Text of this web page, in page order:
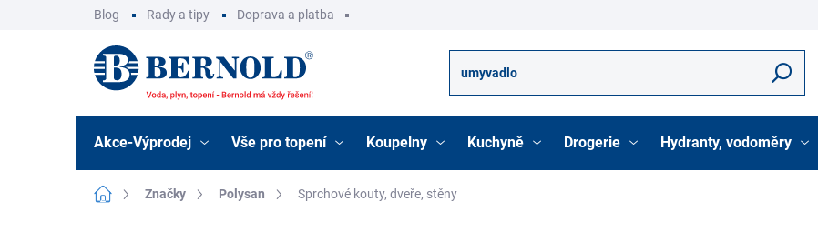
Blog Rady a tipy Doprava a platba
Hledat
Akce-Výprodej Vše pro topení Koupelny Kuchyně Drogerie Hydranty, vodoměry
Domů Značky Polysan Sprchové kouty, dveře, stěny